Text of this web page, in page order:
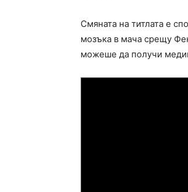
Смяната на титлата е
мозъка в мача срещу
можеше да получи